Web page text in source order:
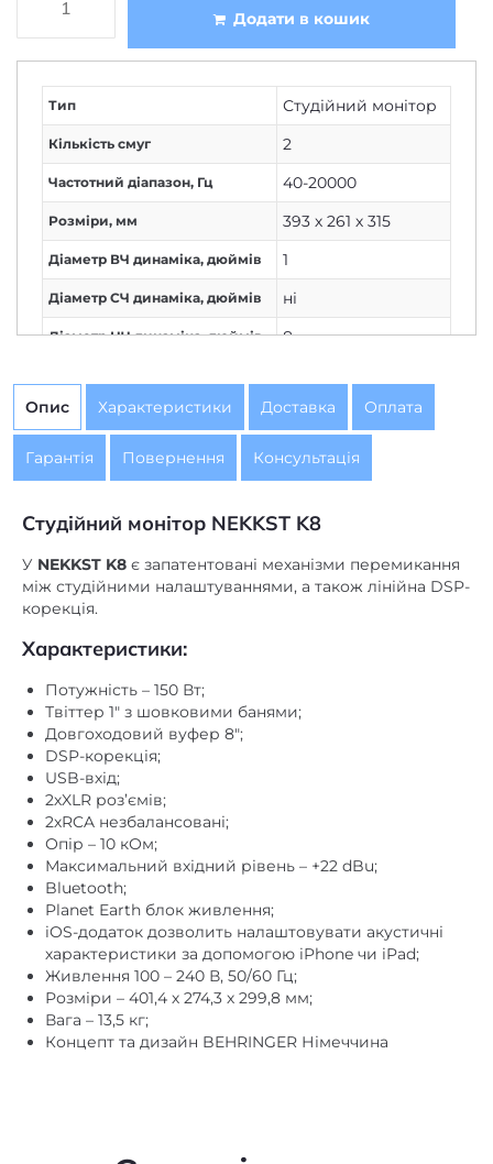
Додати в кошик
Тип Студійний монітор
Кількість смуг 2
Частотний діапазон, Гц 40-20000
Розміри, мм 393 х 261 х 315
Діаметр ВЧ динаміка, дюймів 1
Діаметр СЧ динаміка, дюймів ні
Діаметр НЧ динаміка, дюймів 8
Опис
Характеристики Доставка Оплата
Гарантія Повернення Консультація
Cтудійний монітор NEKKST K8
У NEKKST K8 є запатентовані механізми перемикання
між студійними налаштуваннями, а також лінійна DSP-
корекція.
Характеристики:
Потужність – 150 Вт;
Твіттер 1″ з шовковими банями;
Довгоходовий вуфер 8″;
DSP-корекція;
USB-вхід;
2хXLR роз’ємів;
2хRCA незбалансовані;
Опір – 10 кОм;
Максимальний вхідний рівень – +22 dBu;
Bluetooth;
Planet Earth блок живлення;
iOS-додаток дозволить налаштовувати акустичні
характеристики за допомогою iPhone чи iPad;
Живлення 100 – 240 В, 50/60 Гц;
Розміри – 401,4 х 274,3 х 299,8 мм;
Вага – 13,5 кг;
Концепт та дизайн BEHRINGER Німеччина